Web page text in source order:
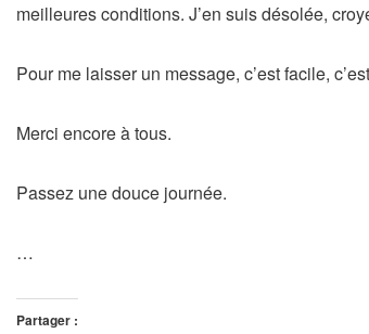
meilleures conditions. J’en suis désolée,
Pour me laisser un message, c’est facile,
Merci encore à tous.
Passez une douce journée.
…
Partager :